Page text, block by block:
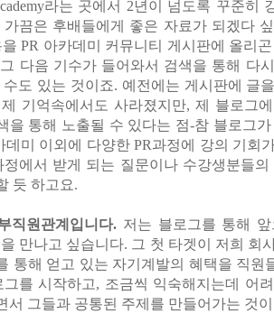
라는 곳에서 2년이 넘도록 꾸준히
가끔은 후배들에게 좋은 자료가 되겠다
PR 아카데미 커뮤니티 게시판에 올리
다음 기수가 들어와서 검색을 통해 다
도 있는 것이죠. 예전에는 게시판에 글
기억속에서도 사라졌지만, 제 블로그
을 통해 노출될 수 있다는 점-참 블로그
데미 이외에 다양한 PR과정에 강의 기회
에서 받게 되는 질문이나 수강생분들
듯 하고요.
직원관계입니다.저는 블로그를 통해 앞
을 만나고 싶습니다. 그 첫 타겟이 저희 회
통해 얻고 있는 자기계발의 혜택을 직원
그를 시작하고, 조금씩 익숙해지는데 어
서 그들과 공통된 주제를 만들어가는 것